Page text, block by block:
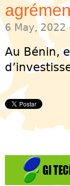
6 May, 2022
Au Bénin,